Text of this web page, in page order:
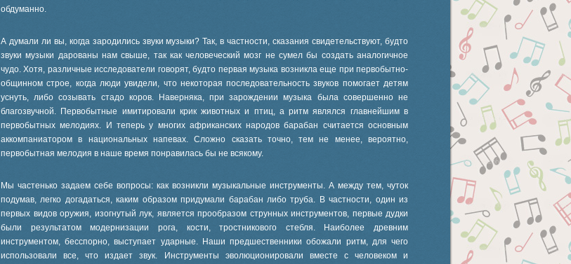
обдуманно.
А думали ли вы, когда зародились звуки музыки? Так, в частности, сказания свидетельствуют, будто
звуки музыки дарованы нам свыше, так как человеческий мозг не сумел бы создать аналогичное
чудо. Хотя, различные исследователи говорят, будто первая музыка возникла еще при первобытно-
общинном строе, когда люди увидели, что некоторая последовательность звуков помогает детям
уснуть, либо созывать стадо коров. Наверняка, при зарождении музыка была совершенно не
благозвучной. Первобытные имитировали крик животных и птиц, а ритм являлся главнейшим в
первобытных мелодиях. И теперь у многих африканских народов барабан считается основным
аккомпаниатором в национальных напевах. Сложно сказать точно, тем не менее, вероятно,
первобытная мелодия в наше время понравилась бы не всякому.
Мы частенько задаем себе вопросы: как возникли музыкальные инструменты. А между тем, чуток
подумав, легко догадаться, каким образом придумали барабан либо труба. В частности, один из
первых видов оружия, изогнутый лук, является прообразом струнных инструментов, первые дудки
были результатом модернизации рога, кости, тростникового стебля. Наиболее древним
инструментом, бесспорно, выступает ударные. Наши предшественники обожали ритм, для чего
использовали все, что издает звук. Инструменты эволюционировали вместе с человеком и